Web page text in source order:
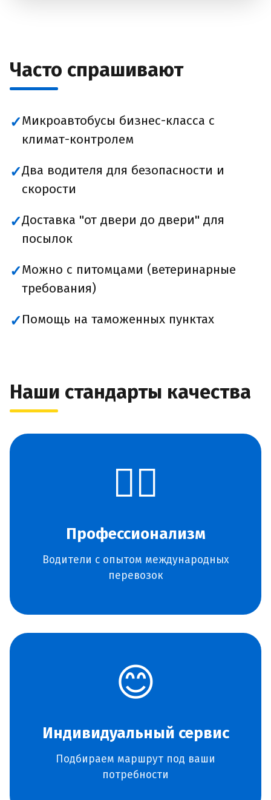
Часто спрашивают
✓Микроавтобусы бизнес-класса с
климат-контролем
✓Два водителя для безопасности и
скорости
✓Доставка "от двери до двери" для
посылок
✓Можно с питомцами (ветеринарные
требования)
✓ Помощь на таможенных пунктах
Наши стандарты качества
👨‍✈️
Профессионализм
Водители с опытом международных
перевозок
😊
Индивидуальный сервис
Подбираем маршрут под ваши
потребности